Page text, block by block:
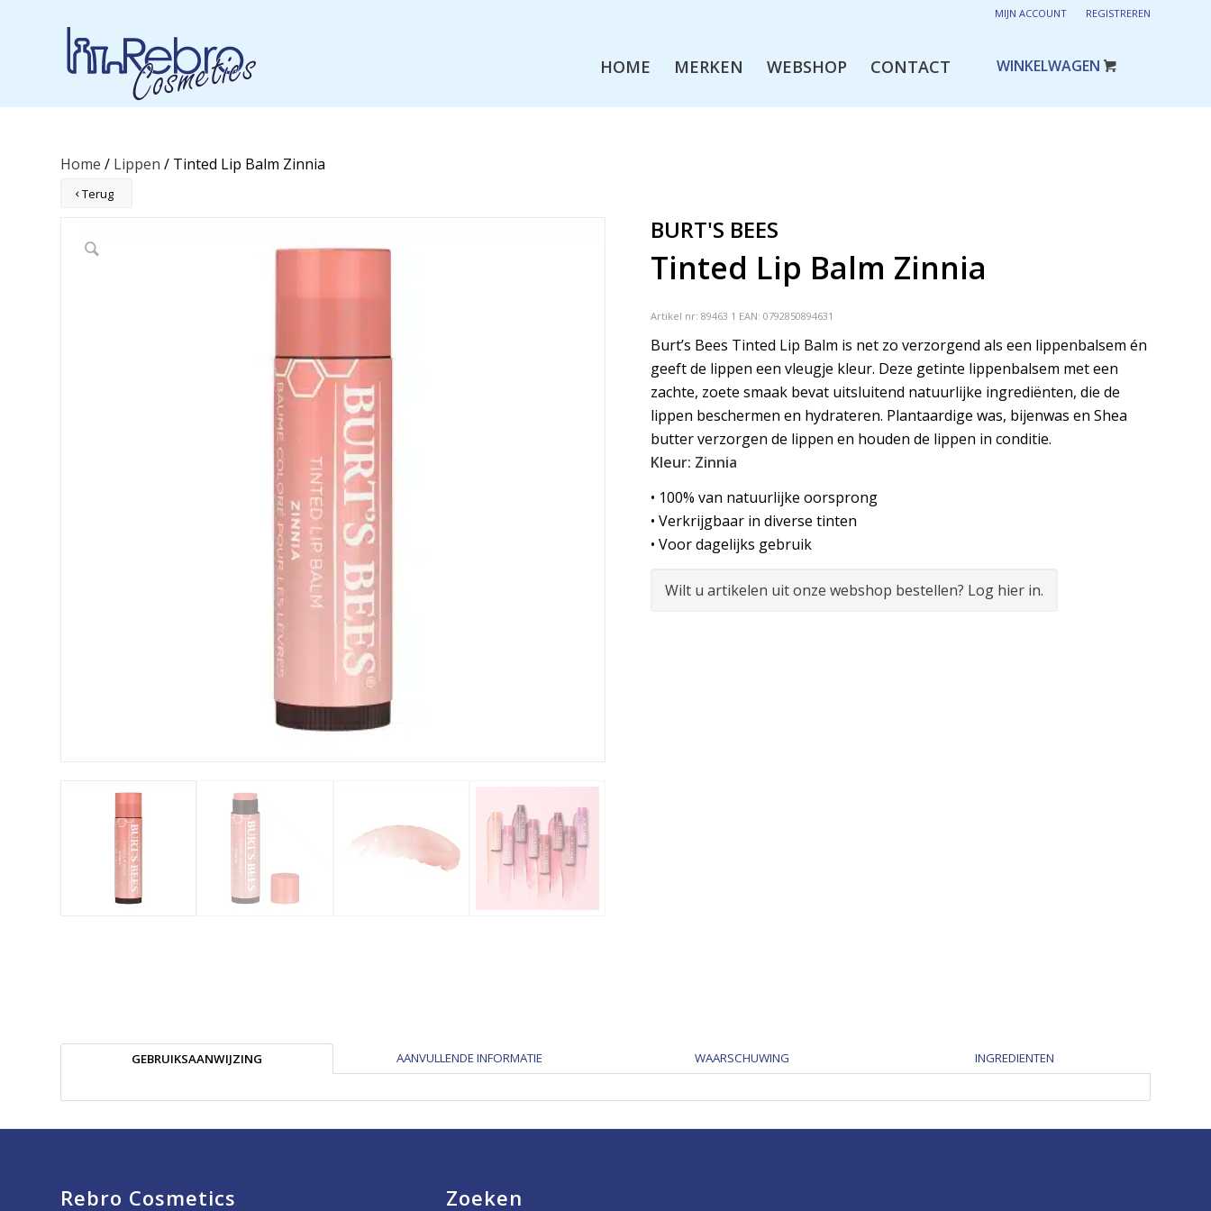
MIJN ACCOUNT REGISTREREN
HOME MERKEN WEBSHOP CONTACT
Home / Lippen / Tinted Lip Balm Zinnia
Terug
BURT'S BEES
Tinted Lip Balm Zinnia
Artikel nr: 89463 1 EAN: 0792850894631
Burt’s Bees Tinted Lip Balm is net zo verzorgend als een lippenbalsem én
geeft de lippen een vleugje kleur. Deze getinte lippenbalsem met een
zachte, zoete smaak bevat uitsluitend natuurlijke ingrediënten, die de
lippen beschermen en hydrateren. Plantaardige was, bijenwas en Shea
butter verzorgen de lippen en houden de lippen in conditie.
Kleur: Zinnia
• 100% van natuurlijke oorsprong
• Verkrijgbaar in diverse tinten
• Voor dagelijks gebruik
Wilt u artikelen uit onze webshop bestellen? Log hier in.
GEBRUIKSAANWIJZING AANVULLENDE INFORMATIE WAARSCHUWING INGREDIENTEN
Rebro Cosmetics Zoeken